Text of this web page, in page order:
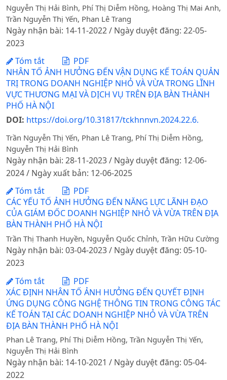
Nguyễn Thị Hải Bình, Phí Thị Diễm Hồng, Hoàng Thị Mai Anh,
Trần Nguyễn Thị Yến, Phan Lê Trang
Ngày nhận bài: 14-11-2022 / Ngày duyệt đăng: 22-05-
2023
Tóm tắt
PDF
NHÂN TỐ ẢNH HƯỞNG ĐẾN VẬN DỤNG KẾ TOÁN QUẢN
TRỊ TRONG DOANH NGHIỆP NHỎ VÀ VỪA TRONG LĨNH
VỰC THƯƠNG MẠI VÀ DỊCH VỤ TRÊN ĐỊA BÀN THÀNH
PHỐ HÀ NỘI
DOI: https://doi.org/10.31817/tckhnnvn.2024.22.6.
Trần Nguyễn Thị Yến, Phan Lê Trang, Phí Thị Diễm Hồng,
Nguyễn Thị Hải Bình
Ngày nhận bài: 28-11-2023 / Ngày duyệt đăng: 12-06-
2024 / Ngày xuất bản: 12-06-2025
Tóm tắt
PDF
CÁC YẾU TỐ ẢNH HƯỞNG ĐẾN NĂNG LỰC LÃNH ĐẠO
CỦA GIÁM ĐỐC DOANH NGHIỆP NHỎ VÀ VỪA TRÊN ĐỊA
BÀN THÀNH PHỐ HÀ NỘI
Trần Thị Thanh Huyền, Nguyễn Quốc Chỉnh, Trần Hữu Cường
Ngày nhận bài: 03-04-2023 / Ngày duyệt đăng: 05-10-
2023
Tóm tắt
PDF
XÁC ĐỊNH NHÂN TỐ ẢNH HƯỞNG ĐẾN QUYẾT ĐỊNH
ỨNG DỤNG CÔNG NGHỆ THÔNG TIN TRONG CÔNG TÁC
KẾ TOÁN TẠI CÁC DOANH NGHIỆP NHỎ VÀ VỪA TRÊN
ĐỊA BÀN THÀNH PHỐ HÀ NỘI
Phan Lê Trang, Phí Thị Diễm Hồng, Trần Nguyễn Thị Yến,
Nguyễn Thị Hải Bình
Ngày nhận bài: 14-10-2021 / Ngày duyệt đăng: 05-04-
2022